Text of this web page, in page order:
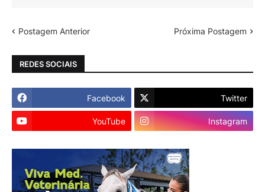
Postagem Anterior Próxima Postagem
REDES SOCIAIS
Facebook Twitter
YouTube Instagram